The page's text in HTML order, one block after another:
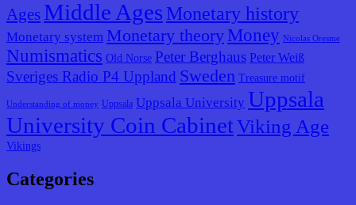
Ages Middle Ages Monetary history
Monetary system Monetary theory Money Nicolas Oresme
Numismatics Old Norse Peter Berghaus Peter Weiß
Sveriges Radio P4 Uppland Sweden Treasure motif
Understanding of money Uppsala Uppsala University Uppsala
University Coin CabinetViking Age
Vikings
Categories